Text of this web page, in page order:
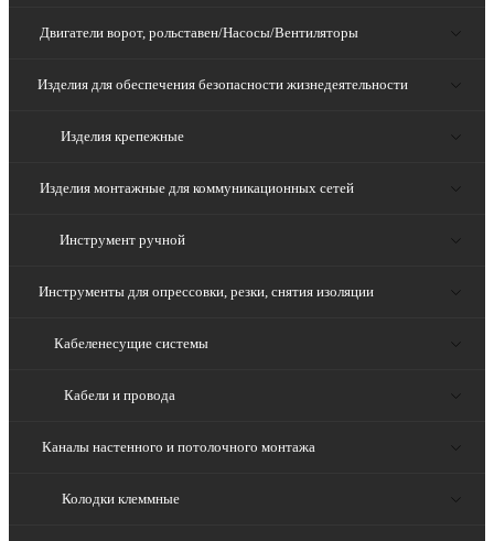
Двигатели ворот, рольставен/Насосы/Вентиляторы
Изделия для обеспечения безопасности жизнедеятельности
Изделия крепежные
Изделия монтажные для коммуникационных сетей
Инструмент ручной
Инструменты для опрессовки, резки, снятия изоляции
Кабеленесущие системы
Кабели и провода
Каналы настенного и потолочного монтажа
Колодки клеммные